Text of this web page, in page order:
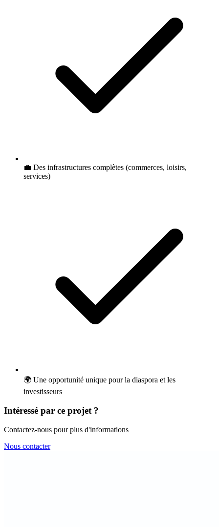
💼 Des infrastructures complètes (commerces, loisirs,
services)
🌍 Une opportunité unique pour la diaspora et les
investisseurs
Intéressé par ce projet ?
Contactez-nous pour plus d'informations
Nous contacter